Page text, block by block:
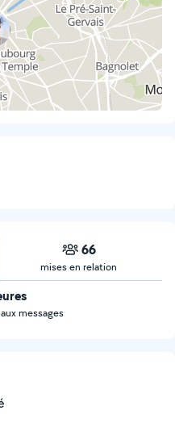
66
mises en relation
messages